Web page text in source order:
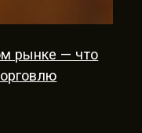
рынке — что